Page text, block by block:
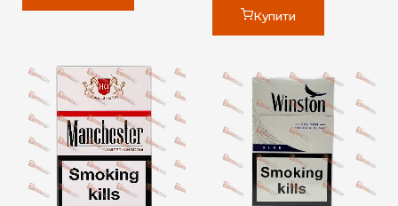
Купити